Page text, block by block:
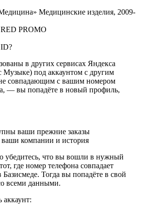
Медицинские изделия, 2009-
PROMO
в других сервисах Яндекса
Музыке) под аккаунтом с другим
совпадающим с вашим номером
— вы попадёте в новый профиль,
ваши прежние заказы
ваши компании и история
убедитесь, что вы вошли в нужный
где номер телефона совпадает
Тогда вы попадёте в свой
всеми данными.